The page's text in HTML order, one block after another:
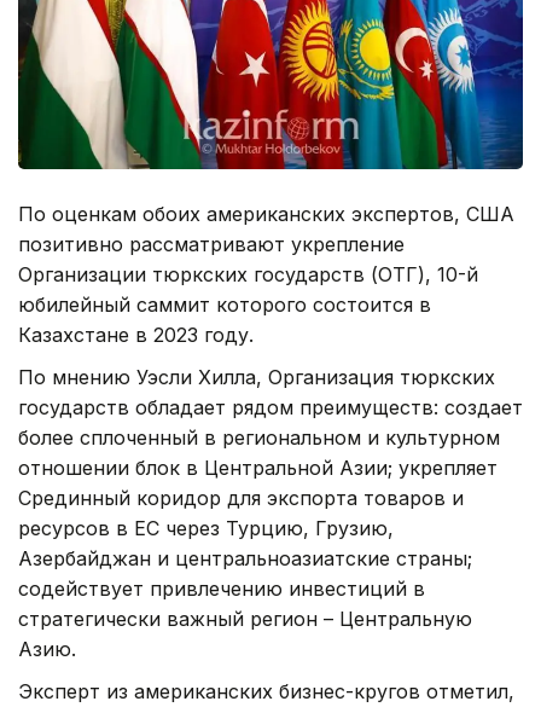
По оценкам обоих американских экспертов, США
позитивно рассматривают укрепление
Организации тюркских государств (ОТГ), 10-й
юбилейный саммит которого состоится в
Казахстане в 2023 году.
По мнению Уэсли Хилла, Организация тюркских
государств обладает рядом преимуществ: создает
более сплоченный в региональном и культурном
отношении блок в Центральной Азии; укрепляет
Срединный коридор для экспорта товаров и
ресурсов в ЕС через Турцию, Грузию,
Азербайджан и центральноазиатские страны;
содействует привлечению инвестиций в
стратегически важный регион – Центральную
Азию.
Эксперт из американских бизнес-кругов отметил,